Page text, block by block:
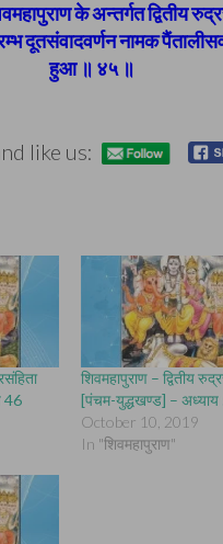
के अन्तर्गत द्वितीय
दूतसंवादवर्णन नामक
हुआ ॥ ४५ ॥
like us:
46
शिवमहापुराण – द्वितीय
[पंचम-युद्धखण्ड] – अध्याय
October 10, 2019
In "शिवमहापुराण"